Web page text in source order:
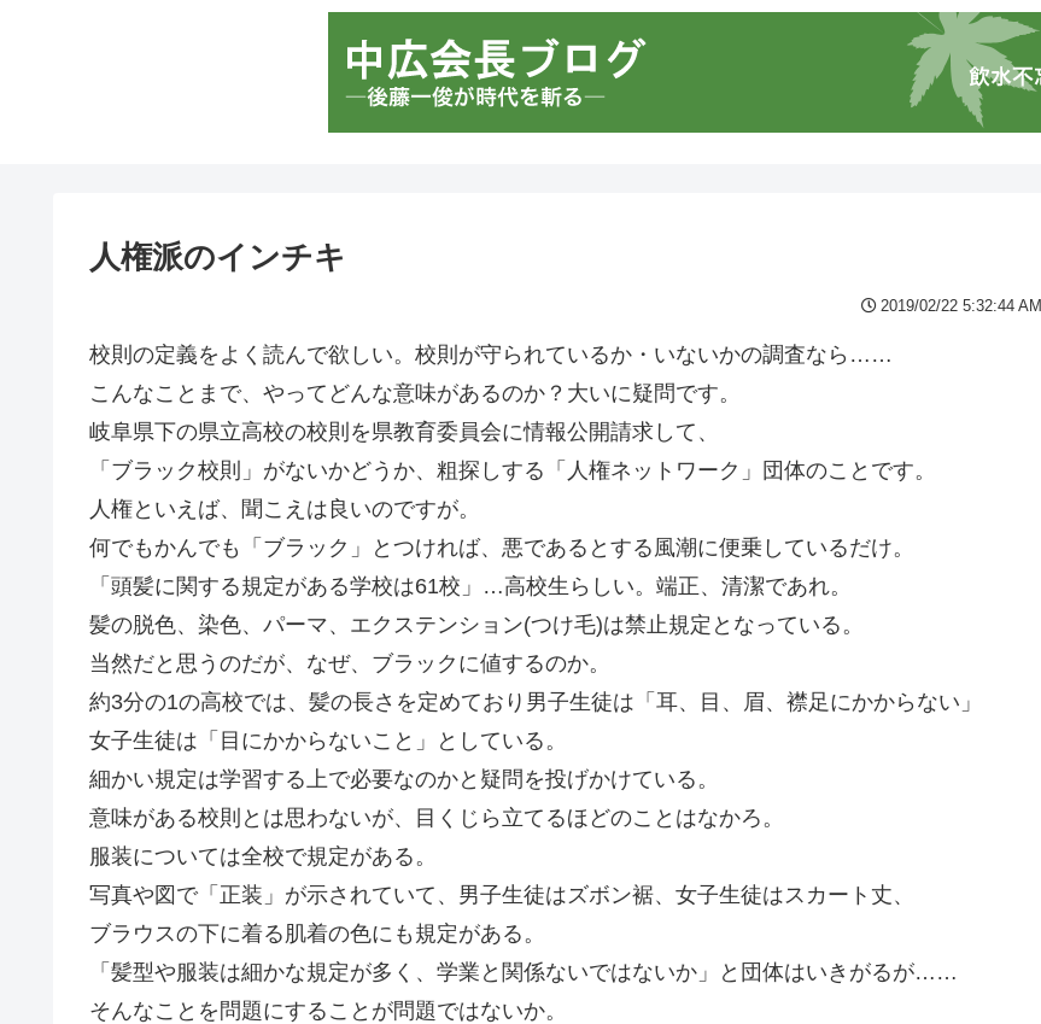
人権派のインチキ
2019/02/22 5:32:44 AM
校則の定義をよく読んで欲しい。校則が守られているか・いないかの調査なら……
こんなことまで、やってどんな意味があるのか？大いに疑問です。
岐阜県下の県立高校の校則を県教育委員会に情報公開請求して、
「ブラック校則」がないかどうか、粗探しする「人権ネットワーク」団体のことです。
人権といえば、聞こえは良いのですが。
何でもかんでも「ブラック」とつければ、悪であるとする風潮に便乗しているだけ。
「頭髪に関する規定がある学校は61校」…高校生らしい。端正、清潔であれ。
髪の脱色、染色、パーマ、エクステンション(つけ毛)は禁止規定となっている。
当然だと思うのだが、なぜ、ブラックに値するのか。
約3分の1の高校では、髪の長さを定めており男子生徒は「耳、目、眉、襟足にかからない」
女子生徒は「目にかからないこと」としている。
細かい規定は学習する上で必要なのかと疑問を投げかけている。
意味がある校則とは思わないが、目くじら立てるほどのことはなかろ。
服装については全校で規定がある。
写真や図で「正装」が示されていて、男子生徒はズボン裾、女子生徒はスカート丈、
ブラウスの下に着る肌着の色にも規定がある。
「髪型や服装は細かな規定が多く、学業と関係ないではないか」と団体はいきがるが……
そんなことを問題にすることが問題ではないか。